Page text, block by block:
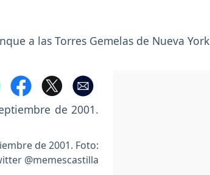
a las Torres Gemelas de Nueva York
de 2001. Foto:
@memescastilla